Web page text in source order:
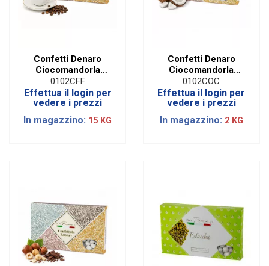
Confetti Denaro
Ciocomandorla
Caffe' | 1 Kg
0102CFF
Effettua il login per
vedere i prezzi
In magazzino: 15 KG
Confetti Denaro
Ciocomandorla
Cocco | 1 Kg
0102COC
Effettua il login per
vedere i prezzi
In magazzino: 2 KG